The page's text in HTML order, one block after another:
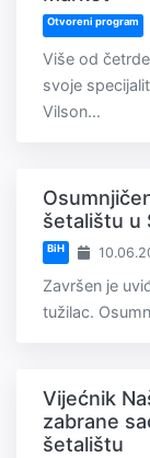
Otvoreni program
Više od
svoje
Vilson...
šetalištu u
BiH
Završen je
tužilac.
Vijećnik
zabrane
šetalištu